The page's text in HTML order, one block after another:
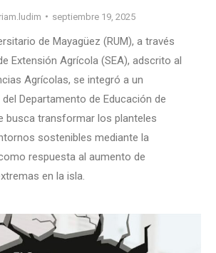
septiembre 19, 2025
de Mayagüez (RUM), a través
Extensión Agrícola (SEA), adscrito al
Agrícolas, se integró a un
Departamento de Educación de
busca transformar los planteles
sostenibles mediante la
respuesta al aumento de
en la isla.